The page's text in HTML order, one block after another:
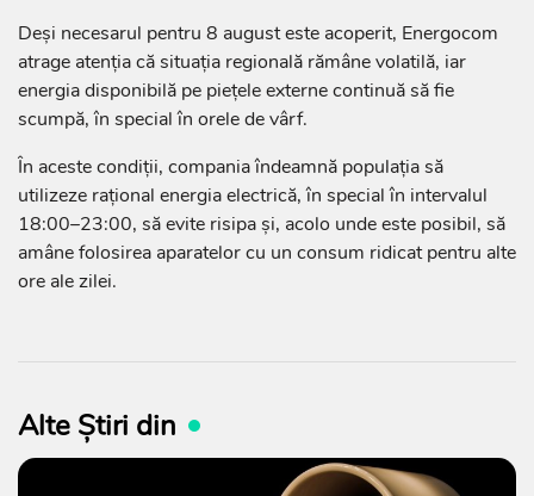
Deși necesarul pentru 8 august este acoperit, Energocom
atrage atenția că situația regională rămâne volatilă, iar
energia disponibilă pe piețele externe continuă să fie
scumpă, în special în orele de vârf.
În aceste condiții, compania îndeamnă populația să
utilizeze rațional energia electrică, în special în intervalul
18:00–23:00, să evite risipa și, acolo unde este posibil, să
amâne folosirea aparatelor cu un consum ridicat pentru alte
ore ale zilei.
Alte Știri din